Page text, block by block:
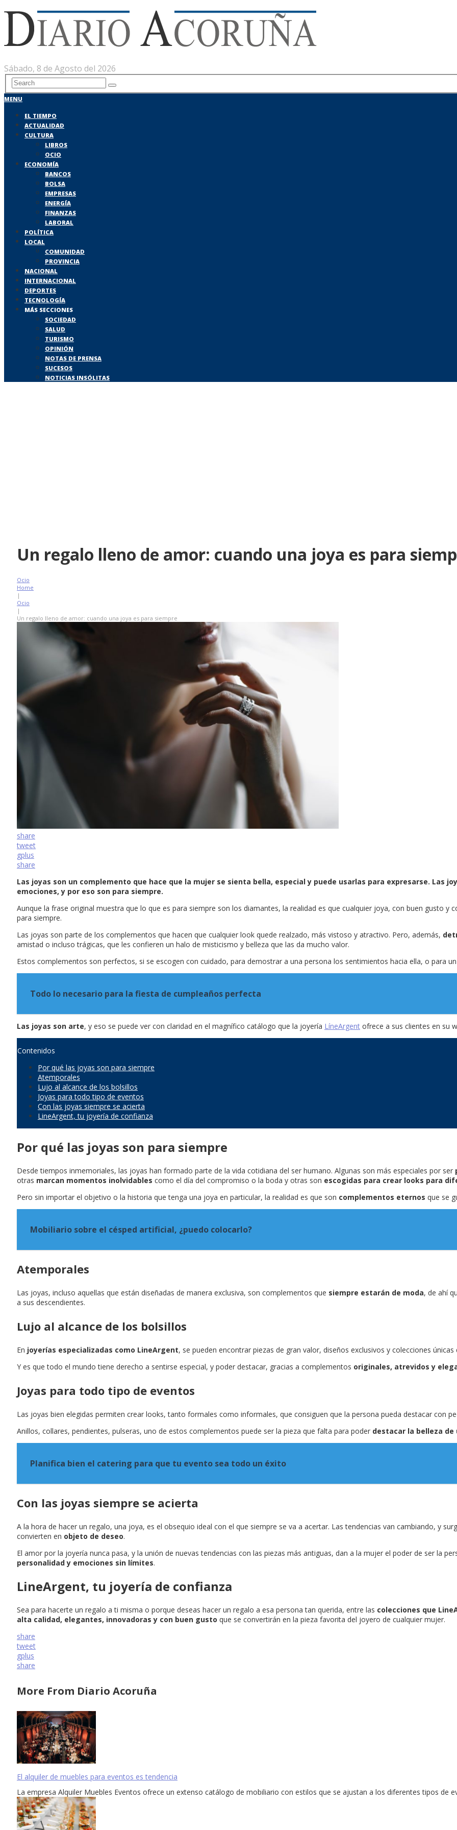
Sábado, 8 de Agosto del 2026
MENU
EL TIEMPO
ACTUALIDAD
CULTURA
LIBROS
OCIO
ECONOMÍA
BANCOS
BOLSA
EMPRESAS
ENERGÍA
FINANZAS
LABORAL
POLÍTICA
LOCAL
COMUNIDAD
PROVINCIA
NACIONAL
INTERNACIONAL
DEPORTES
TECNOLOGÍA
MÁS SECCIONES
SOCIEDAD
SALUD
TURISMO
OPINIÓN
NOTAS DE PRENSA
SUCESOS
NOTICIAS INSÓLITAS
Un regalo lleno de amor: cuando una joya es para
Ocio
Home
|
Ocio
|
Un regalo lleno de amor: cuando una joya es para siempre
share
tweet
gplus
share
Las joyas son un complemento que hace que la mujer se sienta bella, especial y puede usarlas para expresarse. Las
emociones, y por eso son para siempre.
Aunque la frase original muestra que lo que es para siempre son los diamantes, la realidad es que cualquier joya, con buen gusto y
para siempre.
Las joyas son parte de los complementos que hacen que cualquier look quede realzado, más vistoso y atractivo. Pero, además,
amistad o incluso trágicas, que les confieren un halo de misticismo y belleza que las da mucho valor.
Estos complementos son perfectos, si se escogen con cuidado, para demostrar a una persona los sentimientos hacia ella, o para
Todo lo necesario para la fiesta de cumpleaños perfecta
Las joyas son arte, y eso se puede ver con claridad en el magnífico catálogo que la joyería LíneArgent ofrece a sus clientes en su
Contenidos
Por qué las joyas son para siempre
Atemporales
Lujo al alcance de los bolsillos
Joyas para todo tipo de eventos
Con las joyas siempre se acierta
LineArgent, tu joyería de confianza
Por qué las joyas son para siempre
Desde tiempos inmemoriales, las joyas han formado parte de la vida cotidiana del ser humano. Algunas son más especiales por ser
otras marcan momentos inolvidables como el día del compromiso o la boda y otras son escogidas para crear looks para
Pero sin importar el objetivo o la historia que tenga una joya en particular, la realidad es que son complementos eternos que se
Mobiliario sobre el césped artificial, ¿puedo colocarlo?
Atemporales
Las joyas, incluso aquellas que están diseñadas de manera exclusiva, son complementos que siempre estarán de moda, de ahí
a sus descendientes.
Lujo al alcance de los bolsillos
En joyerías especializadas como LineArgent, se pueden encontrar piezas de gran valor, diseños exclusivos y colecciones
Y es que todo el mundo tiene derecho a sentirse especial, y poder destacar, gracias a complementos originales, atrevidos y
Joyas para todo tipo de eventos
Las joyas bien elegidas permiten crear looks, tanto formales como informales, que consiguen que la persona pueda destacar con
Anillos, collares, pendientes, pulseras, uno de estos complementos puede ser la pieza que falta para poder destacar la belleza de
Planifica bien el catering para que tu evento sea todo un éxito
Con las joyas siempre se acierta
A la hora de hacer un regalo, una joya, es el obsequio ideal con el que siempre se va a acertar. Las tendencias van cambiando, y
convierten en objeto de deseo.
El amor por la joyería nunca pasa, y la unión de nuevas tendencias con las piezas más antiguas, dan a la mujer el poder de ser la
personalidad y emociones sin límites.
LineArgent, tu joyería de confianza
Sea para hacerte un regalo a ti misma o porque deseas hacer un regalo a esa persona tan querida, entre las colecciones que
alta calidad, elegantes, innovadoras y con buen gusto que se convertirán en la pieza favorita del joyero de cualquier mujer.
share
tweet
gplus
share
More From Diario Acoruña
El alquiler de muebles para eventos es tendencia
La empresa Alquiler Muebles Eventos ofrece un extenso catálogo de mobiliario con estilos que se ajustan a los diferentes tipos de